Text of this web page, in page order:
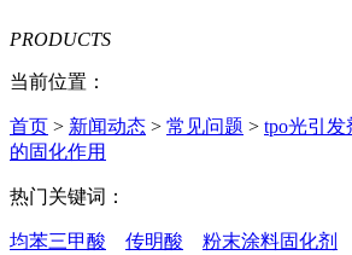
PRODUCTS
当前位置：
首页 > 新闻动态 > 常见问题 > tpo光引发
的固化作用
热门关键词：
均苯三甲酸 传明酸 粉末涂料固化剂